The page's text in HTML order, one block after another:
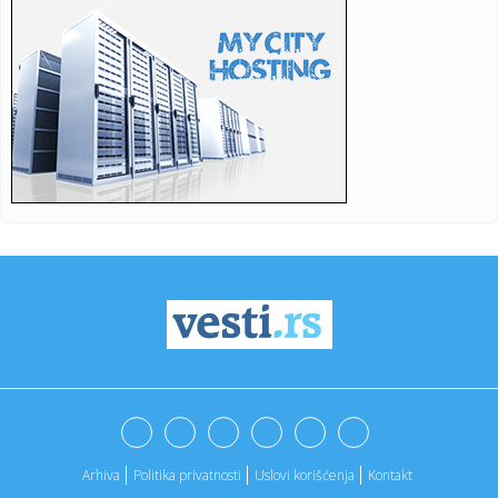
18:46:
pl...
18:46:NJUELS SE OPROSTIO OD MESIJEVOG OCA: Emotivna poruka
iz Rosarija ...
18:45:Sudar vozova u Hrvatskoj, nikom od povređenih nije
ugrožen živ...
18:43:Vučić se obraća u Belegišu
Prešao 999.999 kilometara automobilom – sad ga prodaje
Dosad neviđeno: Telefon koji menja tastuturu po vašim
potrebama...
18:32:Crvena zvezda - Novi Pazar: Crveno-beli na poslednjem
Arhiva Politika privatnosti Uslovi korišćenja Kontakt